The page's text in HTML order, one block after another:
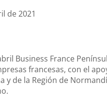
de 2021
Business France
francesas, con el
y de la Región de